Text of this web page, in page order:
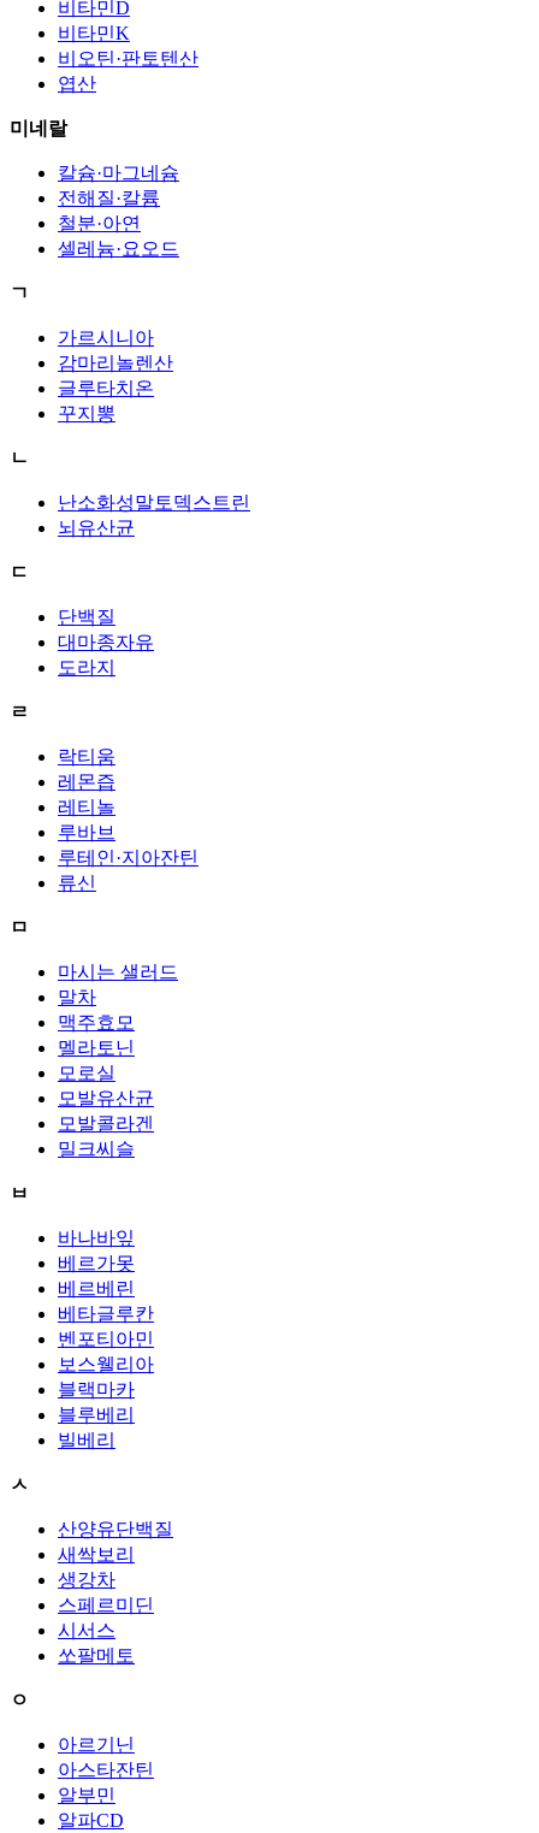
비타민D
비타민K
비오틴·판토텐산
엽산
미네랄
칼슘·마그네슘
전해질·칼륨
철분·아연
셀레늄·요오드
ㄱ
가르시니아
감마리놀렌산
글루타치온
꾸지뽕
ㄴ
난소화성말토덱스트린
뇌유산균
ㄷ
단백질
대마종자유
도라지
ㄹ
락티움
레몬즙
레티놀
루바브
루테인·지아잔틴
류신
ㅁ
마시는 샐러드
말차
맥주효모
멜라토닌
모로실
모발유산균
모발콜라겐
밀크씨슬
ㅂ
바나바잎
베르가못
베르베린
베타글루칸
벤포티아민
보스웰리아
블랙마카
블루베리
빌베리
ㅅ
산양유단백질
새싹보리
생강차
스페르미딘
시서스
쏘팔메토
ㅇ
아르기닌
아스타잔틴
알부민
알파CD